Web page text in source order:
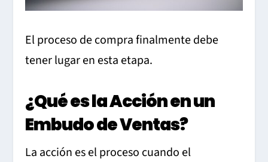
El proceso de compra finalmente debe
tener lugar en esta etapa.
¿Qué es la Acción en un
Embudo de Ventas?
La acción es el proceso cuando el